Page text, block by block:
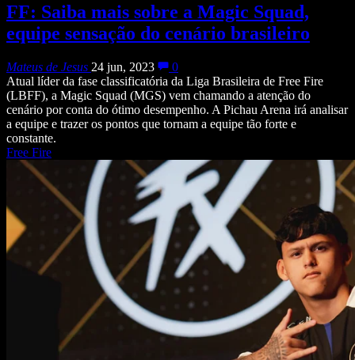
FF: Saiba mais sobre a Magic Squad,
equipe sensação do cenário brasileiro
Mateus de Jesus 24 jun, 2023
0
Atual líder da fase classificatória da Liga Brasileira de Free Fire
(LBFF), a Magic Squad (MGS) vem chamando a atenção do
cenário por conta do ótimo desempenho. A Pichau Arena irá analisar
a equipe e trazer os pontos que tornam a equipe tão forte e
constante.
Free Fire